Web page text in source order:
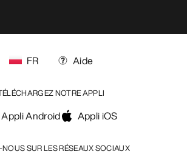
SUR LES RÉSEAUX SOCIAUX
FR Aide
NOTRE APPLI
Appli Android Appli iOS